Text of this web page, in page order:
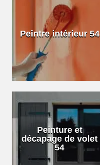
Peintre intérieur 54
Peinture et
décapage de volet
54